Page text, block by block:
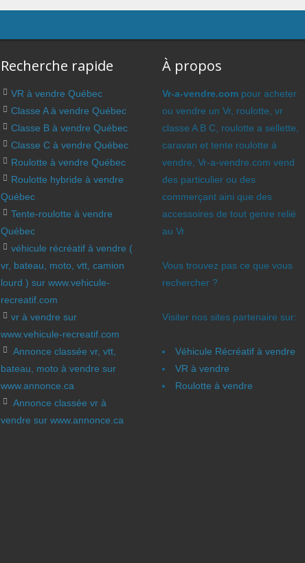
Recherche rapide
VR à vendre Québec
Classe A à vendre Québec
Classe B à vendre Québec
Classe C à vendre Québec
Roulotte à vendre Québec
Roulotte hybride à vendre
Québec
Tente-roulotte à vendre
Québec
véhicule récréatif à vendre (
vr, bateau, moto, vtt, camion
lourd ) sur www.vehicule-
recreatif.com
vr à vendre sur
www.vehicule-recreatif.com
Annonce classée vr, vtt,
bateau, moto à vendre sur
www.annonce.ca
Annonce classée vr à
vendre sur www.annonce.ca
À propos
Vr-a-vendre.com pour acheter
ou vendre un Vr, roulotte, vr
classe A B C, roulotte a sellette,
caravan et tente roulotte à
vendre, Vr-a-vendre.com vend
des particulier ou des
commerçant aini que des
accessoires de tout genre relié
au Vr
Vous trouvez pas ce que vous
rechercher ?
Visiter nos sites partenaire sur:
Véhicule Récréatif à vendre
VR à vendre
Roulotte à vendre